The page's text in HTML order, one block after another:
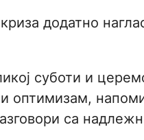
додатно
суботи и
оптимизам,
са